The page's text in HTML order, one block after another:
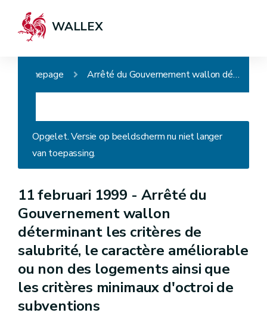
WALLEX
Homepage Arrêté du Gouvernement wallon déterminant les critères de salubrité, le caractère améliorable ou non des logements ainsi que les critères minimaux d'octroi de subventions
Opgelet. Versie op beeldscherm nu niet langer
van toepassing.
11 februari 1999 - Arrêté du
Gouvernement wallon
déterminant les critères de
salubrité, le caractère améliorable
ou non des logements ainsi que
les critères minimaux d'octroi de
subventions